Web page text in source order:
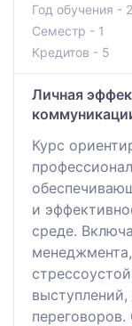
Год обучения - 2
Семестр - 1
Кредитов - 5
Личная
Курс
и
среде.